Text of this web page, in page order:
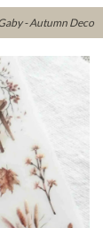
- Autumn Deco